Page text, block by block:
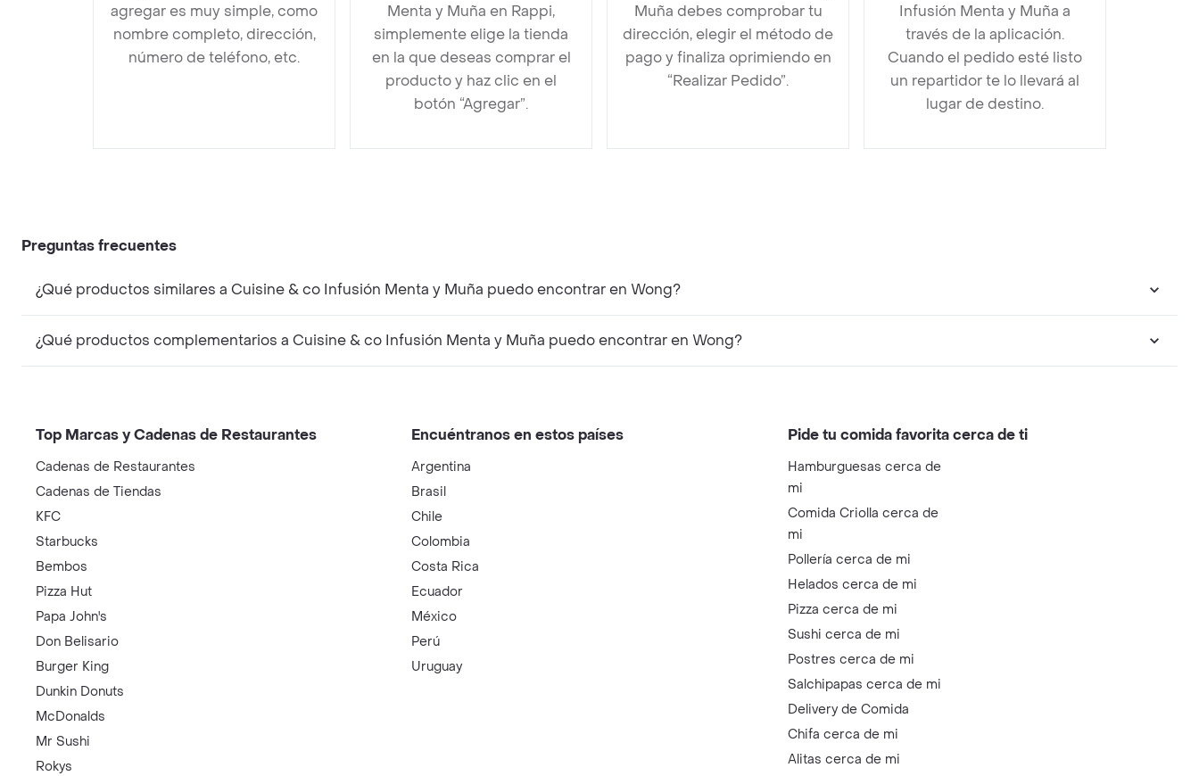
agregar es muy simple, como
nombre completo, dirección,
número de teléfono, etc.
Menta y Muña en Rappi,
simplemente elige la tienda
en la que deseas comprar el
producto y haz clic en el
botón “Agregar”.
Muña debes comprobar tu
dirección, elegir el método de
pago y finaliza oprimiendo en
“Realizar Pedido”.
Infusión Menta y Muña a
través de la aplicación.
Cuando el pedido esté listo
un repartidor te lo llevará al
lugar de destino.
Preguntas frecuentes
¿Qué productos similares a Cuisine & co Infusión Menta y Muña puedo encontrar en Wong?
¿Qué productos complementarios a Cuisine & co Infusión Menta y Muña puedo encontrar en Wong?
Top Marcas y Cadenas de Restaurantes
Cadenas de Restaurantes
Cadenas de Tiendas
KFC
Starbucks
Bembos
Pizza Hut
Papa John's
Don Belisario
Burger King
Dunkin Donuts
McDonalds
Mr Sushi
Rokys
Encuéntranos en estos países
Argentina
Brasil
Chile
Colombia
Costa Rica
Ecuador
México
Perú
Uruguay
Pide tu comida favorita cerca de ti
Hamburguesas cerca de
mi
Comida Criolla cerca de
mi
Pollería cerca de mi
Helados cerca de mi
Pizza cerca de mi
Sushi cerca de mi
Postres cerca de mi
Salchipapas cerca de mi
Delivery de Comida
Chifa cerca de mi
Alitas cerca de mi